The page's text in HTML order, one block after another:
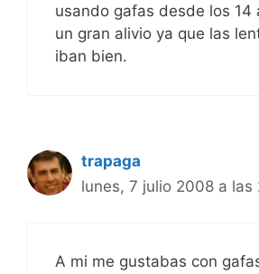
usando gafas desde los 14
un gran alivio ya que las
iban bien.
trapaga
lunes, 7 julio 2008 a las
A mi me gustabas con